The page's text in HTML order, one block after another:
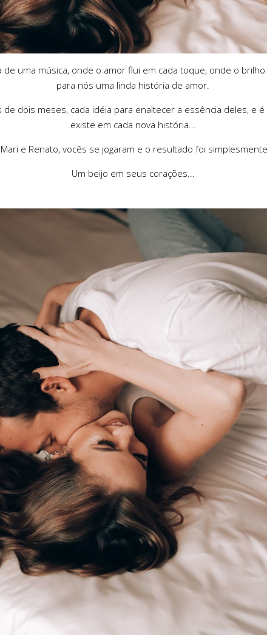
uma música, onde o amor flui em cada toque, onde o
para nós uma linda história de amor.
dois meses, cada idéia para enaltecer a essência deles, e
existe em cada nova história...
e Renato, vocês se jogaram e o resultado foi
Um beijo em seus corações...